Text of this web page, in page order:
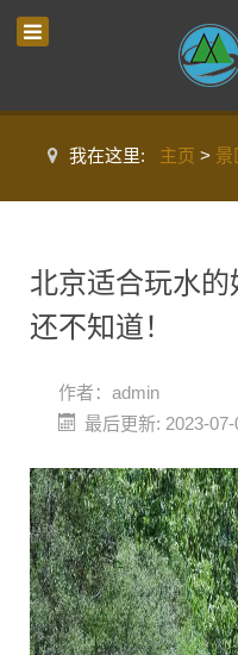
我在这里: 主页 > 景
北京适合玩水
还不知道！
作者： admin
最后更新: 2023-07-